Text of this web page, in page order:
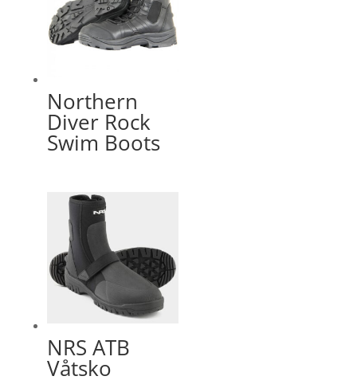
Northern
Diver Rock
Swim Boots
NRS ATB
Våtsko